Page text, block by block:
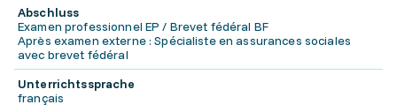
Abschluss
Examen professionnel EP / Brevet fédéral BF
Après examen externe : Spécialiste en assurances sociales
avec brevet fédéral
Unterrichtssprache
français